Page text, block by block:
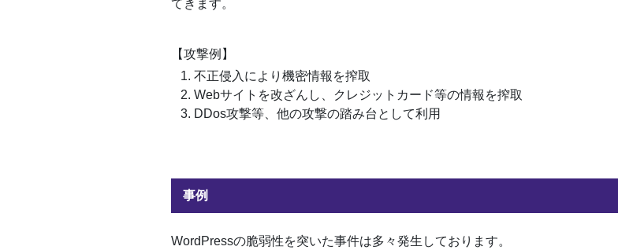
てきます。
【攻撃例】
不正侵入により機密情報を搾取
Webサイトを改ざんし、クレジットカード等の情報を搾取
DDos攻撃等、他の攻撃の踏み台として利用
事例
WordPressの脆弱性を突いた事件は多々発生しております。